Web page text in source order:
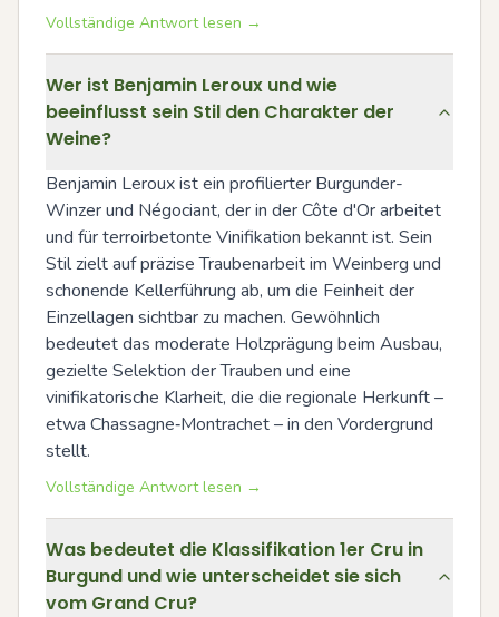
Vollständige Antwort lesen →
Wer ist Benjamin Leroux und wie
beeinflusst sein Stil den Charakter der
Weine?
Benjamin Leroux ist ein profilierter Burgunder-
Winzer und Négociant, der in der Côte d'Or arbeitet
und für terroirbetonte Vinifikation bekannt ist. Sein
Stil zielt auf präzise Traubenarbeit im Weinberg und
schonende Kellerführung ab, um die Feinheit der
Einzellagen sichtbar zu machen. Gewöhnlich
bedeutet das moderate Holzprägung beim Ausbau,
gezielte Selektion der Trauben und eine
vinifikatorische Klarheit, die die regionale Herkunft –
etwa Chassagne‑Montrachet – in den Vordergrund
stellt.
Vollständige Antwort lesen →
Was bedeutet die Klassifikation 1er Cru in
Burgund und wie unterscheidet sie sich
vom Grand Cru?